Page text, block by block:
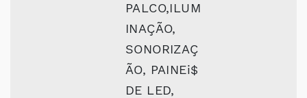
PALCO,ILUM
INAÇÃO,
SONORIZAÇ
ÃO, PAINEi$
DE LED,